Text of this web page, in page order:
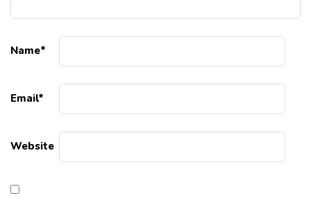
Name*
Email*
Website